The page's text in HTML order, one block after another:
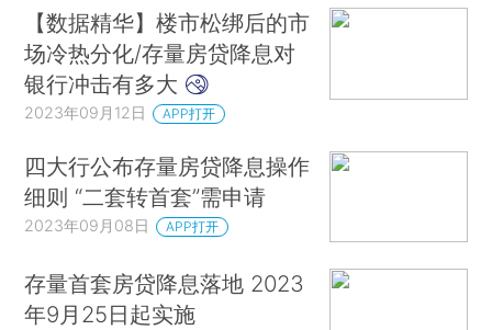
至扩张区间。海外需求仍是拖累项，新出口订单指
数虽有所回升，但仍显著低于荣枯线，主要经济体
衰退风险增加抑制外需……
房地产政策中，存量房贷置换（利率下调）亦
是增加可支配收入的有效手段。但是，对于首套房
的认定标准有所调整，首付比例下降，客观上压缩
了居民未来可支配收入（更高的月供），所以系列
政策对于消费乃至总需求的促进效果仍不明确。此
【数据精华】楼市松绑后的市
场冷热分化/存量房贷降息对
银行冲击有多大
2023年09月12日 APP打开
四大行公布存量房贷降息操作
细则 “二套转首套”需申请
2023年09月08日 APP打开
存量首套房贷降息落地 2023
年9月25日起实施